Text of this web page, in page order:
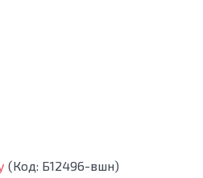
(Код: Б12496-вшн)